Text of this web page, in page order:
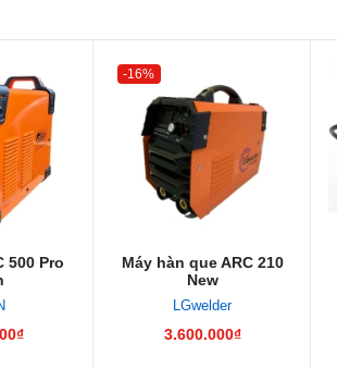
500 Pro
-16%
Máy hàn que ARC 210
New
LGwelder
3.600.000₫